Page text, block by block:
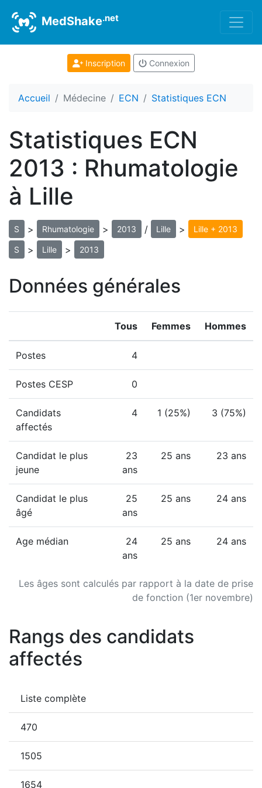
MedShake.net
Inscription Connexion
Accueil Médecine ECN Statistiques ECN
Statistiques ECN
2013 : Rhumatologie
à Lille
S > Rhumatologie > 2013 / Lille > Lille + 2013
S > Lille > 2013
Données générales
Les âges sont calculés par rapport à la date de prise
de fonction (1er novembre)
Tous Femmes Hommes
Postes 4
Postes CESP 0
Candidats
affectés
4 1 (25%) 3 (75%)
Candidat le plus
jeune
23
ans
25 ans 23 ans
Candidat le plus
âgé
25
ans
25 ans 24 ans
Age médian
24
ans
25 ans 24 ans
Rangs des candidats
affectés
Liste complète
470
1505
1654